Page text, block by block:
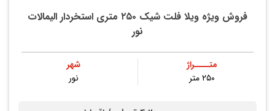
فروش ویژه ویلا فلت شیک ۲۵۰ متری استخردار الیمالات
نور
متــــراژ
۲۵۰ متر
شهر
نور